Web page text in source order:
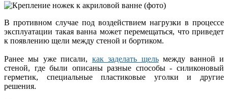
В противном случае под воздействием нагрузки в процессе
эксплуатации такая ванна может перемещаться, что приведет
к появлению щели между стеной и бортиком.
Ранее мы уже писали, как заделать щельмежду ванной и
стеной, где были описаны разные способы - силиконовый
герметик, специальные пластиковые уголки и другие
решения.